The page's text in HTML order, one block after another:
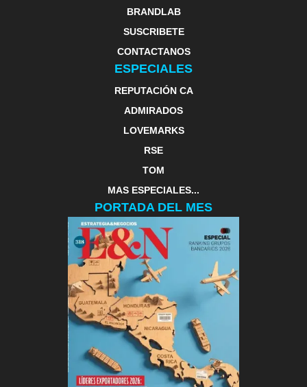
BRANDLAB
SUSCRIBETE
CONTACTANOS
ESPECIALES
REPUTACIÓN CA
ADMIRADOS
LOVEMARKS
RSE
TOM
MAS ESPECIALES...
PORTADA DEL MES